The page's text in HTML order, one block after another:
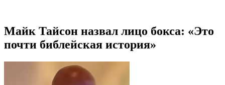
Майк Тайсон назвал лицо бокса: «Это
почти библейская история»